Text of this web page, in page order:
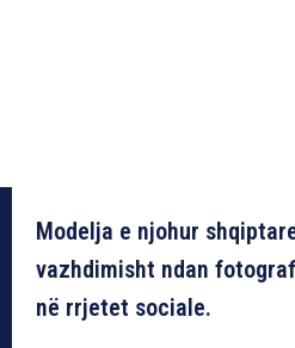
Modelja e njohur
vazhdimisht ndan
në rrjetet sociale.